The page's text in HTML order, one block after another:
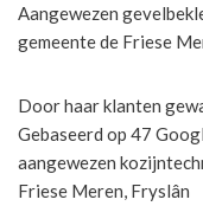
Aangewezen
gemeente de Friese
Door haar klanten
Gebaseerd op 47
aangewezen
Friese Meren, Fryslân